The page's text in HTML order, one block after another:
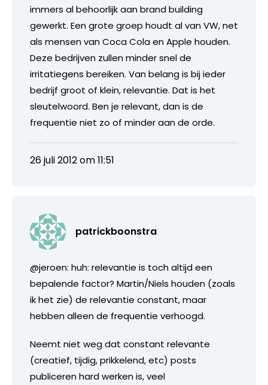
immers al behoorlijk aan brand building
gewerkt. Een grote groep houdt al van VW, net
als mensen van Coca Cola en Apple houden.
Deze bedrijven zullen minder snel de
irritatiegens bereiken. Van belang is bij ieder
bedrijf groot of klein, relevantie. Dat is het
sleutelwoord. Ben je relevant, dan is de
frequentie niet zo of minder aan de orde.
26 juli 2012 om 11:51
patrickboonstra
@jeroen: huh: relevantie is toch altijd een
bepalende factor? Martin/Niels houden (zoals
ik het zie) de relevantie constant, maar
hebben alleen de frequentie verhoogd.
Neemt niet weg dat constant relevante
(creatief, tijdig, prikkelend, etc) posts
publiceren hard werken is, veel